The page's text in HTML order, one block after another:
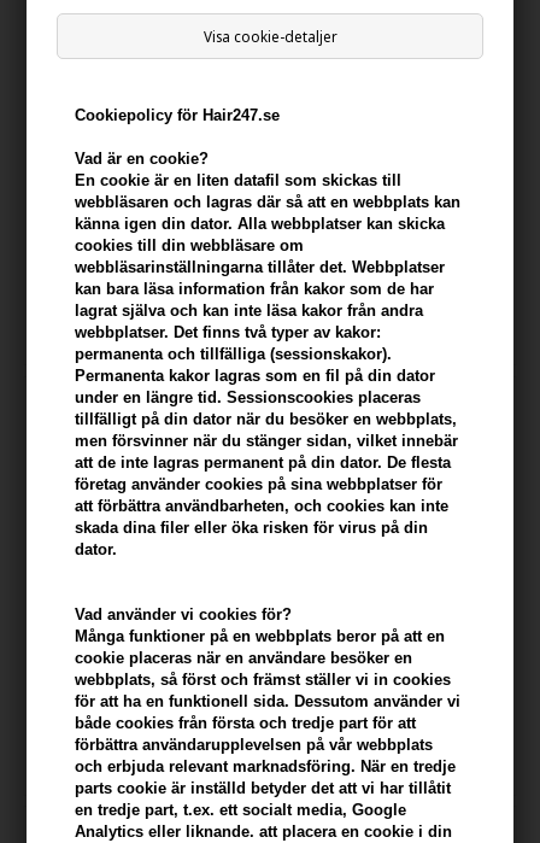
Visa cookie-detaljer
Cookiepolicy för Hair247.se
Vad är en cookie?
En cookie är en liten datafil som skickas till
webbläsaren och lagras där så att en webbplats kan
känna igen din dator. Alla webbplatser kan skicka
cookies till din webbläsare om
webbläsarinställningarna tillåter det. Webbplatser
kan bara läsa information från kakor som de har
lagrat själva och kan inte läsa kakor från andra
webbplatser. Det finns två typer av kakor:
permanenta och tillfälliga (sessionskakor).
Permanenta kakor lagras som en fil på din dator
under en längre tid. Sessionscookies placeras
tillfälligt på din dator när du besöker en webbplats,
men försvinner när du stänger sidan, vilket innebär
att de inte lagras permanent på din dator. De flesta
företag använder cookies på sina webbplatser för
att förbättra användbarheten, och cookies kan inte
skada dina filer eller öka risken för virus på din
dator.
Vad använder vi cookies för?
Många funktioner på en webbplats beror på att en
cookie placeras när en användare besöker en
webbplats, så först och främst ställer vi in ​​cookies
för att ha en funktionell sida. Dessutom använder vi
både cookies från första och tredje part för att
förbättra användarupplevelsen på vår webbplats
och erbjuda relevant marknadsföring. När en tredje
parts cookie är inställd betyder det att vi har tillåtit
en tredje part, t.ex. ett socialt media, Google
Analytics eller liknande. att placera en cookie i din
Prada Amber Pour Homme
Eau de Toilette 50ml
Ej i lager
Prada La Femme Eau de
Parfum 50ml
Ej i lager
Prada Luna Rossa Aftershave
Lotion 125ml
Ej i lager
Prada Luna Rossa Eau Sport
Eau de Toilette 75ml
Ej i lager